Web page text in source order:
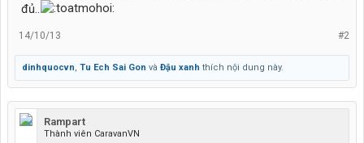
đủ..
#2
14/10/13
dinhquocvn, Tu Ech Sai Gon và Đậu xanh thích nội dung này.
Rampart
Thành viên CaravanVN